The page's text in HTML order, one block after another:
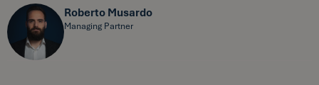
Roberto Musardo
Managing Partner